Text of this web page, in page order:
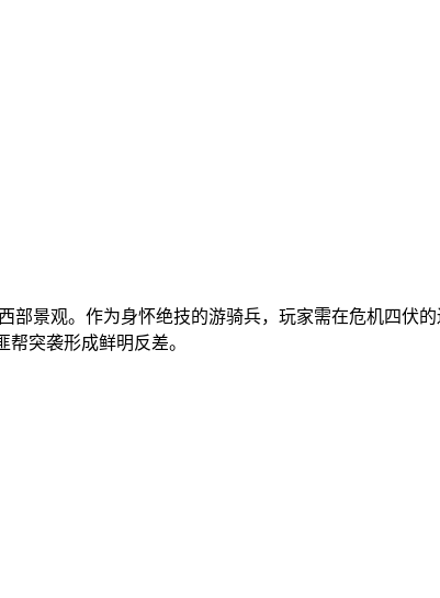
景观。作为身怀绝技的游骑兵，玩家需在危机四伏
突袭形成鲜明反差。